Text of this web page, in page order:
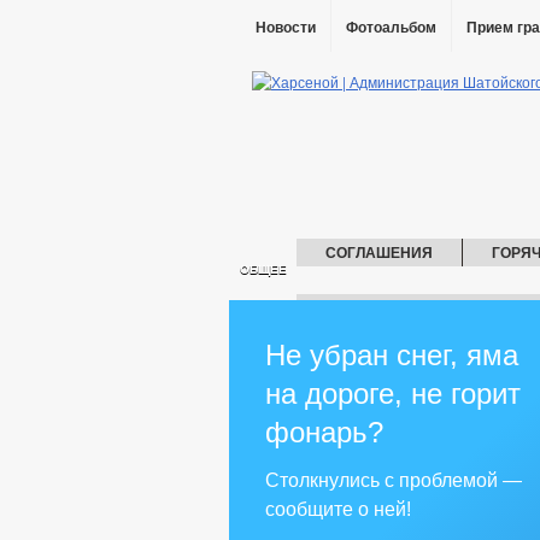
Новости Фотоальбом Прием
ОБЩЕЕ
СОГЛАШЕНИЯ
СПИСОК УЧАСТНИКОВ ВОВ
АДМИНИСТРАЦИЯ
КОМИССИИ ВИЧ
РАБОЧАЯ ГРУППА ПО ДНВ
РАБОЧАЯ ГРУППА ПО
РАБОЧАЯ ГРУППА ПО
РАБОЧАЯ ГРУППА ПО ДЕЛАМ
Не убран снег, яма
на дороге, не горит
фонарь?
Столкнулись с проблемой —
сообщите о ней!